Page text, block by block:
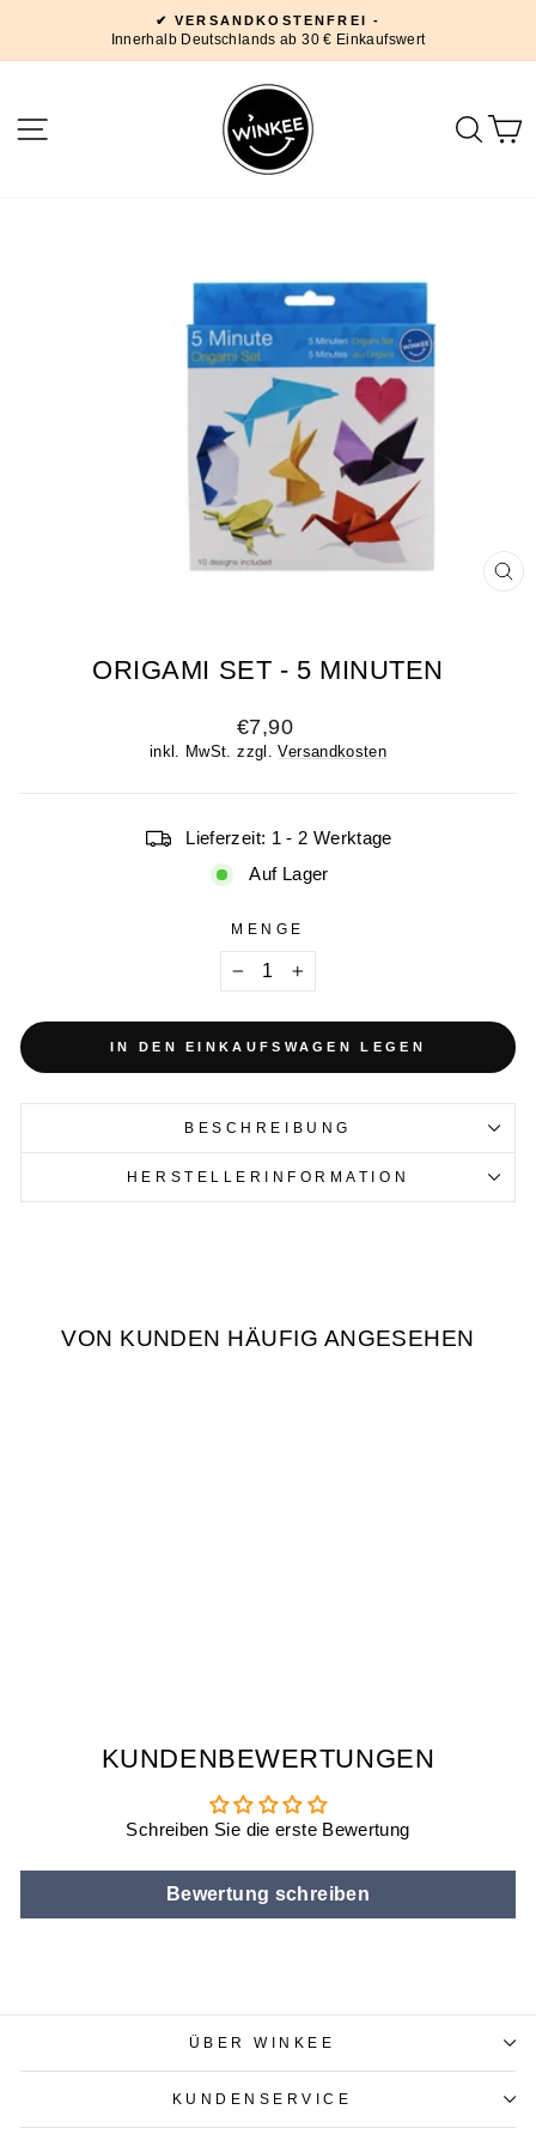
Inhalt
Pause
✔ VERSANDKOSTENFREI -
Innerhalb Deutschlands ab 30 € Einkaufswert
SEITENNAVIGATION
ORIGAMI SET - 5 MINUTEN
Normaler
Preis
€7,90
inkl. MwSt. zzgl.Versandkosten
Lieferzeit: 1 - 2 Werktage
Auf Lager
MENGE
IN DEN EINKAUFSWAGEN LEGEN
BESCHREIBUNG
HERSTELLERINFORMATION
VON KUNDEN HÄUFIG ANGESEHEN
KUNDENBEWERTUNGEN
Schreiben Sie die erste Bewertung
Bewertung schreiben
ÜBER WINKEE
KUNDENSERVICE